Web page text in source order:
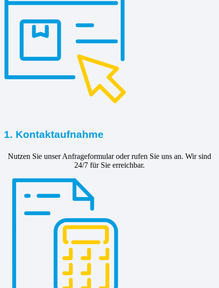
1. Kontaktaufnahme
Nutzen Sie unser Anfrageformular oder rufen Sie uns an. Wir sind
24/7 für Sie erreichbar.